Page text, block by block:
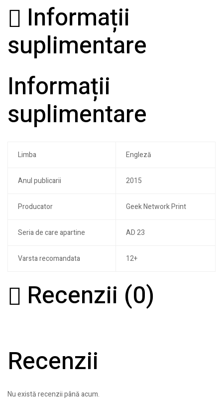
Informații
suplimentare
Informații
suplimentare
Limba Engleză
Anul publicarii 2015
Producator Geek Network Print
Seria de care apartine AD 23
Varsta recomandata 12+
Recenzii (0)
Recenzii
Nu există recenzii până acum.